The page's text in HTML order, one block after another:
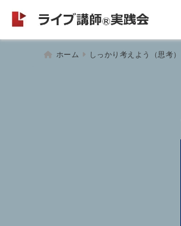
ホーム しっかり考えよう（思考）